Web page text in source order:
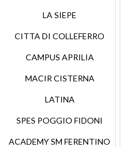
LA SIEPE
CITTA DI COLLEFERRO
CAMPUS APRILIA
MACIR CISTERNA
LATINA
SPES POGGIO FIDONI
ACADEMY SM FERENTINO